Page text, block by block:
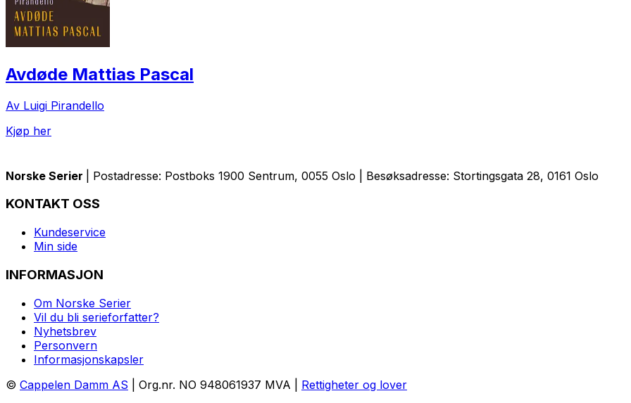
Avdøde Mattias Pascal
Av Luigi Pirandello
Kjøp her
Norske Serier | Postadresse: Postboks 1900 Sentrum, 0055 Oslo | Besøksadresse: Stortingsgata 28, 0161 Oslo
KONTAKT OSS
Kundeservice
Min side
INFORMASJON
Om Norske Serier
Vil du bli serieforfatter?
Nyhetsbrev
Personvern
Informasjonskapsler
© Cappelen Damm AS | Org.nr. NO 948061937 MVA | Rettigheter og lover